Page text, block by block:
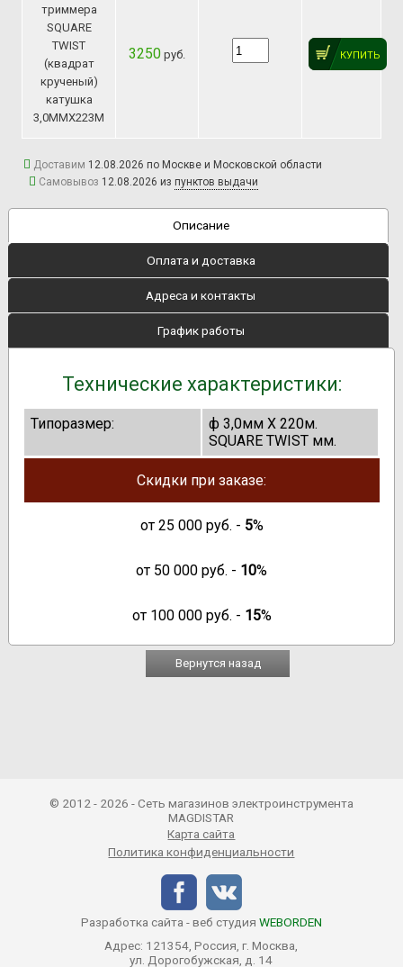
триммера
SQUARE
TWIST
(квадрат
крученый)
катушка
3,0ММХ223М
3250 руб. КУПИТЬ
Доставим 12.08.2026 по Москве и Московской области
Самовывоз 12.08.2026 из пунктов выдачи
Описание
Оплата и доставка
Адреса и контакты
График работы
Технические характеристики:
Типоразмер:
ф 3,0мм Х 220м.
SQUARE TWIST мм.
Скидки при заказе:
от 25 000руб. - 5%
от 50 000 руб. - 10%
от 100 000руб. - 15%
Вернутся назад
© 2012 - 2026 - Сеть магазинов электроинструмента
MAGDISTAR
Карта сайта
Политика конфиденциальности
Разработка сайта - веб студия WEBORDEN
Адрес: 121354, Россия, г. Москва,
ул. Дорогобужская, д. 14